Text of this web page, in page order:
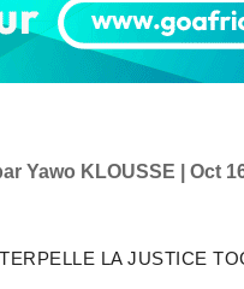
Yawo KLOUSSE Oct
LA JUSTICE